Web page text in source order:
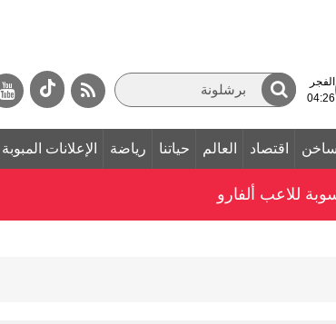
الفجر
04:26
اقتصاد العالم حياتنا رياضة الإعلانات المبوبة
للاعب ألفارو